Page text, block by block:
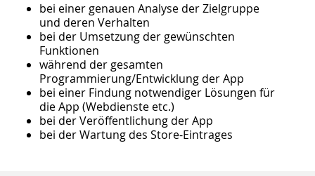
bei einer genauen Analyse der Zielgruppe
und deren Verhalten
bei der Umsetzung der gewünschten
Funktionen
während der gesamten
Programmierung/Entwicklung der App
bei einer Findung notwendiger Lösungen für
die App (Webdienste etc.)
bei der Veröffentlichung der App
bei der Wartung des Store-Eintrages